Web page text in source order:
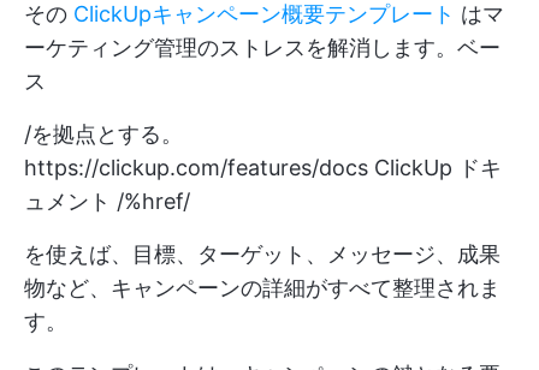
その ClickUpキャンペーン概要テンプレート はマ
ーケティング管理のストレスを解消します。ベー
ス
/を拠点とする。
https://clickup.com/features/docs ClickUp ドキ
ュメント /%href/
を使えば、目標、ターゲット、メッセージ、成果
物など、キャンペーンの詳細がすべて整理されま
す。